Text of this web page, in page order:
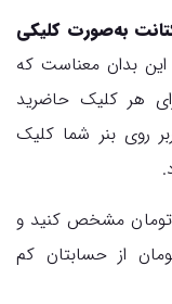
به‌صورت کلیکی
این بدان معناست که
هر کلیک حاضرید
روی بنر شما کلیک
برای مثال، اگر شما قیمت هر کلیک را ۸۰۰ تومان مشخص کنید و
کنند، ۸۰ هزار تومان از حسابتان کم